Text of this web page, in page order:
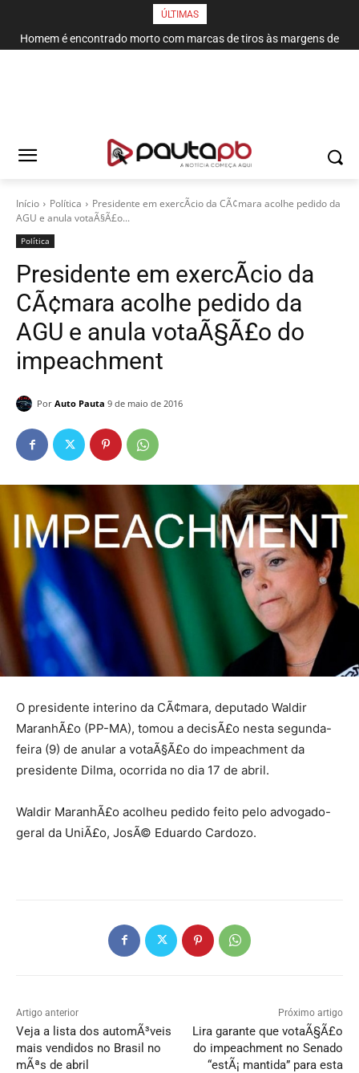
ÚLTIMAS
Homem é encontrado morto com marcas de tiros às margens de
rodovia em Campina Grande
Início Política
Presidente em exercÃ­cio da CÃ¢mara acolhe pedido da
AGU e anula votaÃ§Ã£o...
Política
Presidente em exercÃ­cio da
CÃ¢mara acolhe pedido da
AGU e anula votaÃ§Ã£o do
impeachment
Por Auto Pauta 9 de maio de 2016
O presidente interino da CÃ¢mara, deputado Waldir
MaranhÃ£o (PP-MA), tomou a decisÃ£o nesta segunda-
feira (9) de anular a votaÃ§Ã£o do impeachment da
presidente Dilma, ocorrida no dia 17 de abril.
Waldir MaranhÃ£o acolheu pedido feito pelo advogado-
geral da UniÃ£o, JosÃ© Eduardo Cardozo.
Artigo anterior
Veja a lista dos automÃ³veis
mais vendidos no Brasil no
mÃªs de abril
Próximo artigo
Lira garante que votaÃ§Ã£o
do impeachment no Senado
“estÃ¡ mantida” para esta